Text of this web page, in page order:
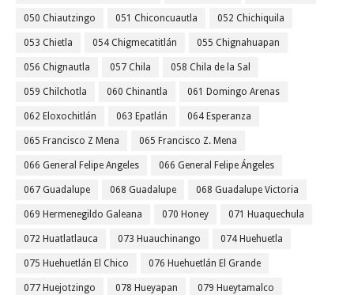
050 Chiautzingo 051 Chiconcuautla 052 Chichiquila
053 Chietla 054 Chigmecatitlán 055 Chignahuapan
056 Chignautla 057 Chila 058 Chila de la Sal
059 Chilchotla 060 Chinantla 061 Domingo Arenas
062 Eloxochitlán 063 Epatlán 064 Esperanza
065 Francisco Z Mena 065 Francisco Z. Mena
066 General Felipe Angeles 066 General Felipe Ángeles
067 Guadalupe 068 Guadalupe 068 Guadalupe Victoria
069 Hermenegildo Galeana 070 Honey 071 Huaquechula
072 Huatlatlauca 073 Huauchinango 074 Huehuetla
075 Huehuetlán El Chico 076 Huehuetlán El Grande
077 Huejotzingo 078 Hueyapan 079 Hueytamalco